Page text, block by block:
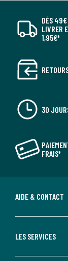
DÈS 49€
LIVRER
1,95€*
30
FRAIS*
AIDE & CONTACT
LES SERVICES